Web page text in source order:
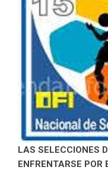
LAS SELECCIONES
ENFRENTARSE